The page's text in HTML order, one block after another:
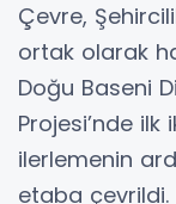
Çevre,
ortak olarak
Doğu Baseni
Projesi’nde
ilerlemenin
etaba çevrildi.